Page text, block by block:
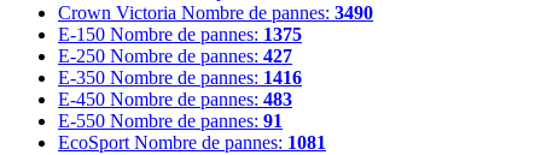
Crown Victoria Nombre de pannes: 3490
E-150 Nombre de pannes: 1375
E-250 Nombre de pannes: 427
E-350 Nombre de pannes: 1416
E-450 Nombre de pannes: 483
E-550 Nombre de pannes: 91
EcoSport Nombre de pannes: 1081